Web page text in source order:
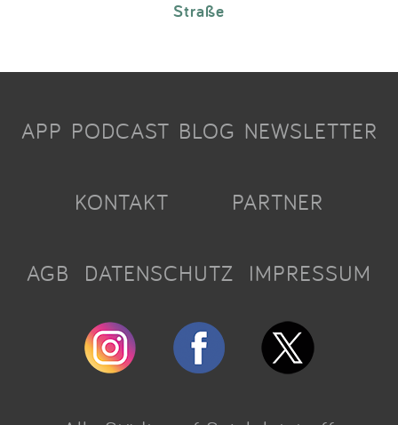
Straße
APP PODCAST BLOG NEWSLETTER
KONTAKT PARTNER
AGB DATENSCHUTZ IMPRESSUM